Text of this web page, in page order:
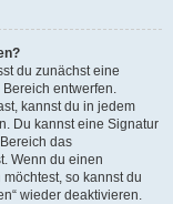
du zunächst eine
entwerfen.
kannst du in jedem
Du kannst eine Signatur
das
Wenn du einen
so kannst du
wieder deaktivieren.